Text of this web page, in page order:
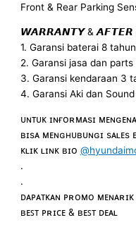
Front & Rear Parking
𝙒𝘼𝙍𝙍𝘼𝙉𝙏𝙔 & 𝘼𝙁𝙏𝙀𝙍
1. Garansi baterai 8
2. Garansi jasa dan
3. Garansi kendaraan 3
4. Garansi Aki dan
ᴜɴᴛᴜᴋ ɪɴғᴏʀᴍᴀsɪ
ʙɪsᴀ ᴍᴇɴɢʜᴜʙᴜɴɢɪ sᴀʟᴇs
ᴋʟɪᴋ ʟɪɴᴋ ʙɪᴏ
.
.
ᴅᴀᴘᴀᴛᴋᴀɴ ᴘʀᴏᴍᴏ ᴍᴇɴᴀʀɪᴋ
ʙᴇꜱᴛ ᴘʀɪᴄᴇ & ʙᴇꜱᴛ ᴅᴇᴀʟ